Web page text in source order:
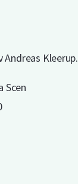
Kleerup.
Scen